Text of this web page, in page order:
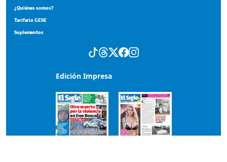
¿Quiénes somos?
Tarifario GESE
Suplementos
Edición Impresa